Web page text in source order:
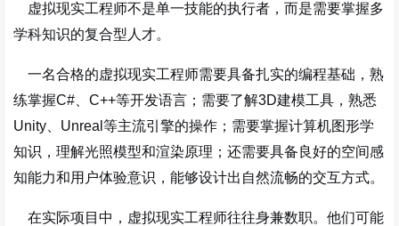
虚拟现实工程师不是单一技能的执行者，而是需要掌握多
学科知识的复合型人才。
一名合格的虚拟现实工程师需要具备扎实的编程基础，熟
练掌握C#、C++等开发语言；需要了解3D建模工具，熟悉
Unity、Unreal等主流引擎的操作；需要掌握计算机图形学
知识，理解光照模型和渲染原理；还需要具备良好的空间感
知能力和用户体验意识，能够设计出自然流畅的交互方式。
在实际项目中，虚拟现实工程师往往身兼数职。他们可能